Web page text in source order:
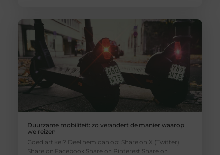
Duurzame mobiliteit: zo verandert de manier waarop
we reizen
Goed artikel? Deel hem dan op: Share on X (Twitter)
Share on Facebook Share on Pinterest Share on